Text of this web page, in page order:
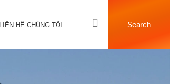
LIÊN HỆ CHÚNG TÔI Search